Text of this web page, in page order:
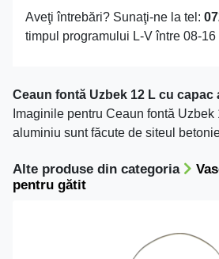
Aveţi întrebări? Sunaţi-ne la tel:
timpul programului L-V între 08-16
Ceaun fontă Uzbek 12 L cu capac
Imaginile pentru Ceaun fontă Uzbek
aluminiu sunt făcute de siteul
Alte produse din categoria
pentru gătit